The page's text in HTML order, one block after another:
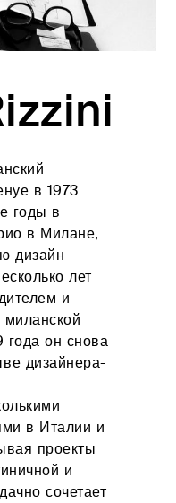
для себя
Plane
ЧАСТНАЯ ЗОНА
в 1973
годы в
в Милане,
дизайн-
лет
и
года он снова
дизайнера-
в Италии и
проекты
и
сочетает